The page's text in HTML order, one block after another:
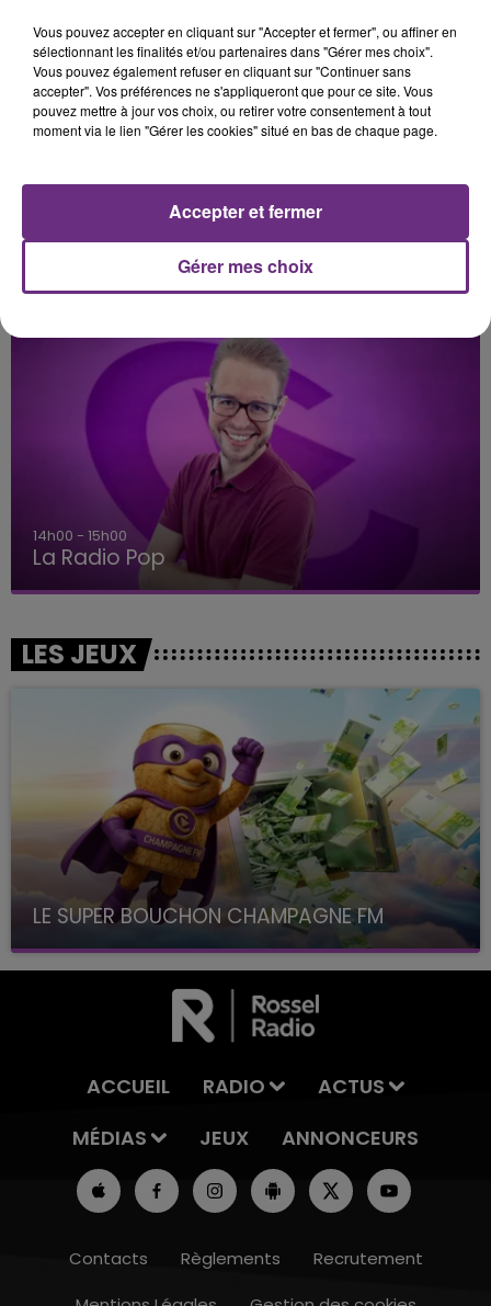
ZAHO & MC SOLAAR
Comme Caroline
A L'ANTENNE
15h00 - 19h00
Le Club Champagne FM
LES JEUX
LE SUPER BOUCHON CHAMPAGNE FM
avec La Famille Champagne FM, à 8H10
ACCUEIL RADIO
ACTUS
MÉDIAS
JEUX ANNONCEURS
Contacts Règlements
Recrutement
Vous pouvez accepter en cliquant sur "Accepter et fermer", ou affiner en
sélectionnant les finalités et/ou partenaires dans "Gérer mes choix".
Vous pouvez également refuser en cliquant sur "Continuer sans
accepter". Vos préférences ne s'appliqueront que pour ce site. Vous
pouvez mettre à jour vos choix, ou retirer votre consentement à tout
moment via le lien "Gérer les cookies" situé en bas de chaque page.
Gérer mes choix
Accepter et fermer